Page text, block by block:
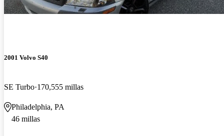
2001 Volvo S40
SE Turbo 170,555 millas
Philadelphia, PA
46 millas